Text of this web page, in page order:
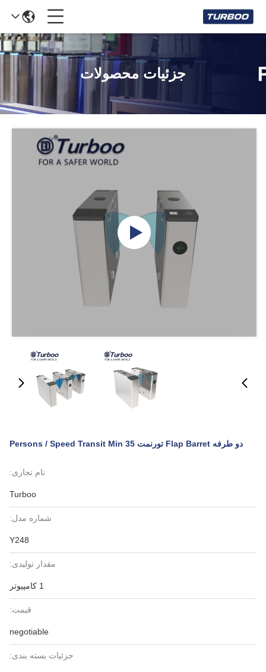
جزئیات محصولات
دو طرفه Flap Barret تورنمت 35 Persons / Speed ​​Transit Min
نام تجاری:
Turboo
شماره مدل:
Y248
مقدار تولیدی:
1 کامپیوتر
قیمت:
negotiable
جزئیات بسته بندی: